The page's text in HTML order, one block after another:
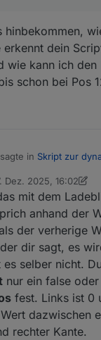
Ocker
/ Purpur
Dunkles
hinbekommen,
erkennt dein
wie kann ich
schon bei Pos
sagte in Skript zur
fehlt dir wohl code.
#1 komplett durch
Funktionsaufruf.
Code
habe es
Bolt? Wie
wird? Und
Rechts versetzen
Dez. 2025, 16:02
von Ro75
mit dem
anhand der
der verherige
dir sagt, es
es selber nicht.
nur ein false
fest. Links ist 0
dazwischen
rechter Kante.